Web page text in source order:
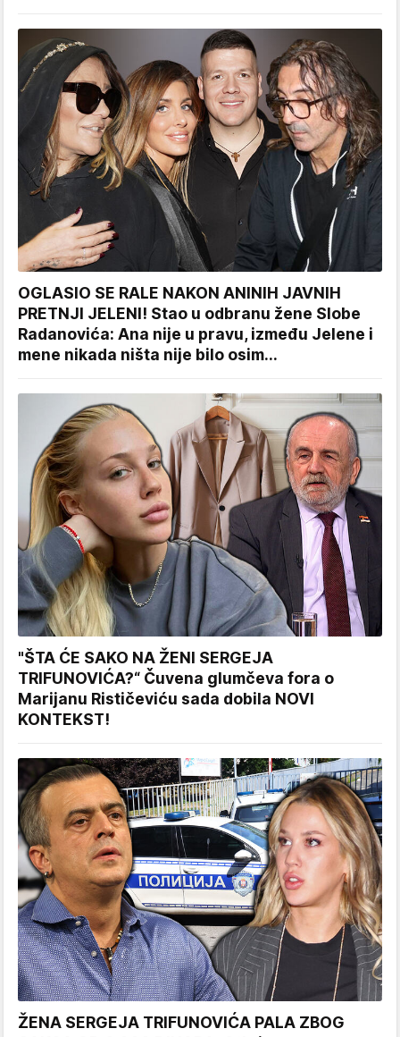
OGLASIO SE RALE NAKON ANINIH JAVNIH
PRETNJI JELENI! Stao u odbranu žene Slobe
Radanovića: Ana nije u pravu, između Jelene i
mene nikada ništa nije bilo osim...
"ŠTA ĆE SAKO NA ŽENI SERGEJA
TRIFUNOVIĆA?“ Čuvena glumčeva fora o
Marijanu Rističeviću sada dobila NOVI
KONTEKST!
ŽENA SERGEJA TRIFUNOVIĆA PALA ZBOG